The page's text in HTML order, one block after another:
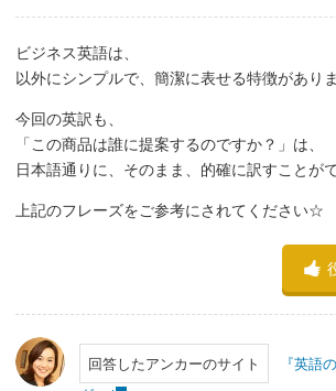
ビジネス英語は、
以外にシンプルで、簡潔に表せる特徴がありま
今回の英訳も、
「この商品は誰に提案するのですか？」は、
日本語通りに、そのまま、的確に訳すことがで
上記のフレーズをご参考にされてください☆
回答したアンカーのサイト
『英語